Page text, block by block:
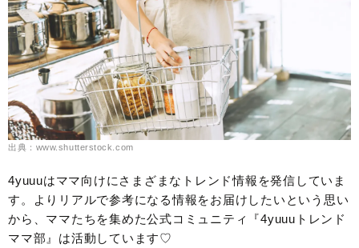
出典：www.shutterstock.com
4yuuuはママ向けにさまざまなトレンド情報を発信していま
す。よりリアルで参考になる情報をお届けしたいという思い
から、ママたちを集めた公式コミュニティ『4yuuuトレンド
ママ部』は活動しています♡